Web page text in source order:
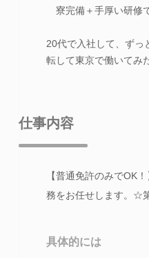
寮完備＋手厚い研修
20代で入社して、ずっ
転して東京で働いてみ
仕事内容
【普通免許のみでOK
務をお任せします。☆
具体的には